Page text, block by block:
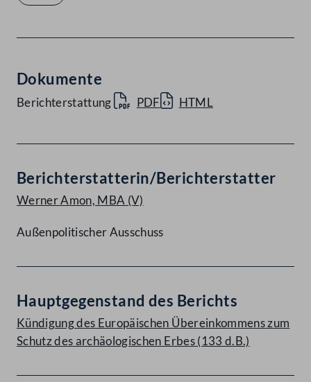
Dokumente
Berichterstattung PDF HTML
Berichterstatterin/Berichterstatter
Werner Amon, MBA (V)
Außenpolitischer Ausschuss
Hauptgegenstand des Berichts
Kündigung des Europäischen Übereinkommens zum
Schutz des archäologischen Erbes (133 d.B.)